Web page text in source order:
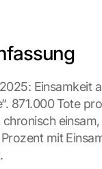
2025: Einsamkeit
871.000 Tote
einsam,
mit